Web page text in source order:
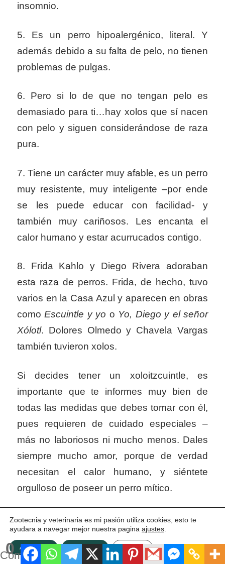
insomnio.
5. Es un perro hipoalergénico, literal. Y
además debido a su falta de pelo, no tienen
problemas de pulgas.
6. Pero si lo de que no tengan pelo es
demasiado para ti…hay xolos que sí nacen
con pelo y siguen considerándose de raza
pura.
7. Tiene un carácter muy afable, es un perro
muy resistente, muy inteligente –por ende
se les puede educar con facilidad- y
también muy cariñosos. Les encanta el
calor humano y estar acurrucados contigo.
8. Frida Kahlo y Diego Rivera adoraban
esta raza de perros. Frida, de hecho, tuvo
varios en la Casa Azul y aparecen en obras
comoEscuintle y yo o Yo, Diego y el señor
Xólotl. Dolores Olmedo y Chavela Vargas
también tuvieron xolos.
Si decides tener un xoloitzcuintle, es
importante que te informes muy bien de
todas las medidas que debes tomar con él,
pues requieren de cuidado especiales –
más no laboriosos ni mucho menos. Dales
siempre mucho amor, porque de verdad
necesitan el calor humano, y siéntete
orgulloso de poseer un perro mítico.
0
Compartidos
Zootecnia y veterinaria es mi pasión utiliza cookies, esto te
ayudara a navegar mejor nuestra pagina ajustes
ACEPTAR Rechazar Ajustes